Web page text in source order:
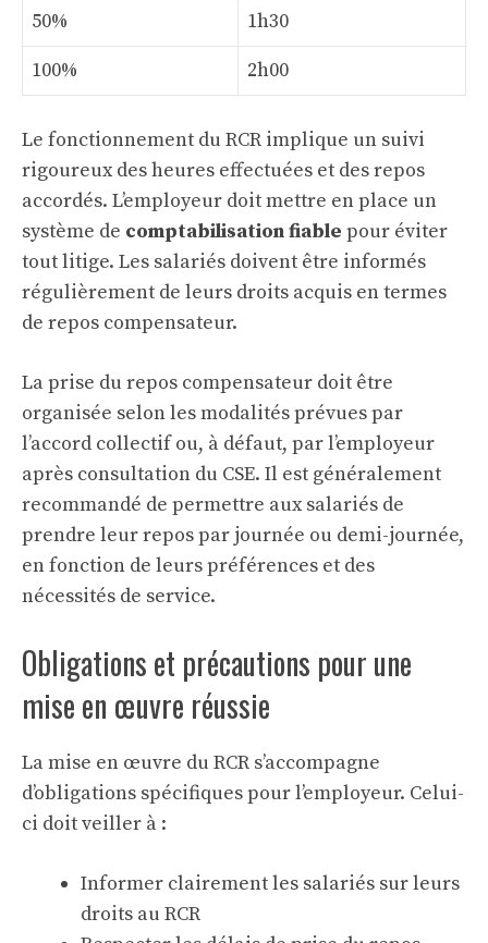
50%
1h30
100%
2h00
Le fonctionnement du RCR implique un suivi
rigoureux des heures effectuées et des repos
accordés. L’employeur doit mettre en place un
système de comptabilisation fiable pour éviter
tout litige. Les salariés doivent être informés
régulièrement de leurs droits acquis en termes
de repos compensateur.
La prise du repos compensateur doit être
organisée selon les modalités prévues par
l’accord collectif ou, à défaut, par l’employeur
après consultation du CSE. Il est généralement
recommandé de permettre aux salariés de
prendre leur repos par journée ou demi-journée,
en fonction de leurs préférences et des
nécessités de service.
Obligations et précautions pour une
mise en œuvre réussie
La mise en œuvre du RCR s’accompagne
d’obligations spécifiques pour l’employeur. Celui-
ci doit veiller à :
Informer clairement les salariés sur leurs
droits au RCR